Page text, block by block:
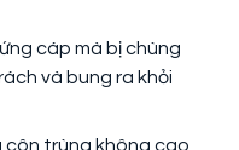
cáp mà bị chùng
và bung ra khỏi
côn trùng không cao,